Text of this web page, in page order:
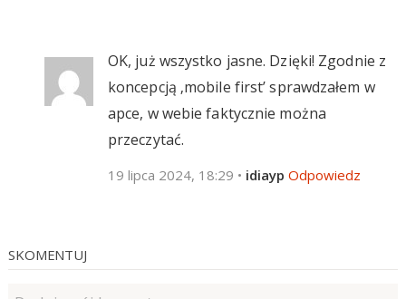
OK, już wszystko jasne. Dzięki! Zgodnie z
koncepcją ‚mobile first’ sprawdzałem w
apce, w webie faktycznie można
przeczytać.
19 lipca 2024, 18:29 • idiayp Odpowiedz
SKOMENTUJ